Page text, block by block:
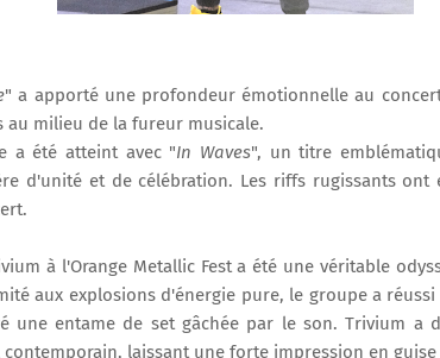
" a apporté une profondeur émotionnelle au
milieu de la fureur musicale.
a été atteint avec "In Waves", un titre
d'unité et de célébration. Les riffs rugissants
à l'Orange Metallic Fest a été une véritable
aux explosions d'énergie pure, le groupe a
une entame de set gâchée par le son. Trivium a
laissant une forte impression en